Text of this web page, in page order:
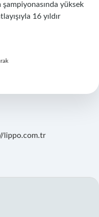
yüksek
16 yıldır
lippo.com.tr